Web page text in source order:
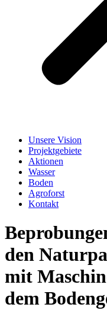
Unsere Vision
Projektgebiete
Aktionen
Wasser
Boden
Agroforst
Kontakt
den
mit
dem